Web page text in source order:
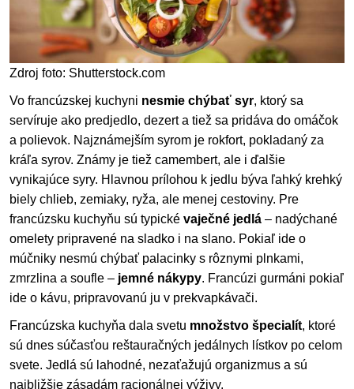
Zdroj foto: Shutterstock.com
Vo francúzskej kuchyni nesmie chýbať syr, ktorý sa
servíruje ako predjedlo, dezert a tiež sa pridáva do omáčok
a polievok. Najznámejším syrom je rokfort, pokladaný za
kráľa syrov. Známy je tiež camembert, ale i ďalšie
vynikajúce syry. Hlavnou prílohou k jedlu býva ľahký krehký
biely chlieb, zemiaky, ryža, ale menej cestoviny. Pre
francúzsku kuchyňu sú typické vaječné jedlá – nadýchané
omelety pripravené na sladko i na slano. Pokiaľ ide o
múčniky nesmú chýbať palacinky s rôznymi plnkami,
zmrzlina a soufle – jemné nákypy. Francúzi gurmáni pokiaľ
ide o kávu, pripravovanú ju v prekvapkávači.
Francúzska kuchyňa dala svetu množstvo špecialít, ktoré
sú dnes súčasťou reštauračných jedálnych lístkov po celom
svete. Jedlá sú lahodné, nezaťažujú organizmus a sú
najbližšie zásadám racionálnej výživy.